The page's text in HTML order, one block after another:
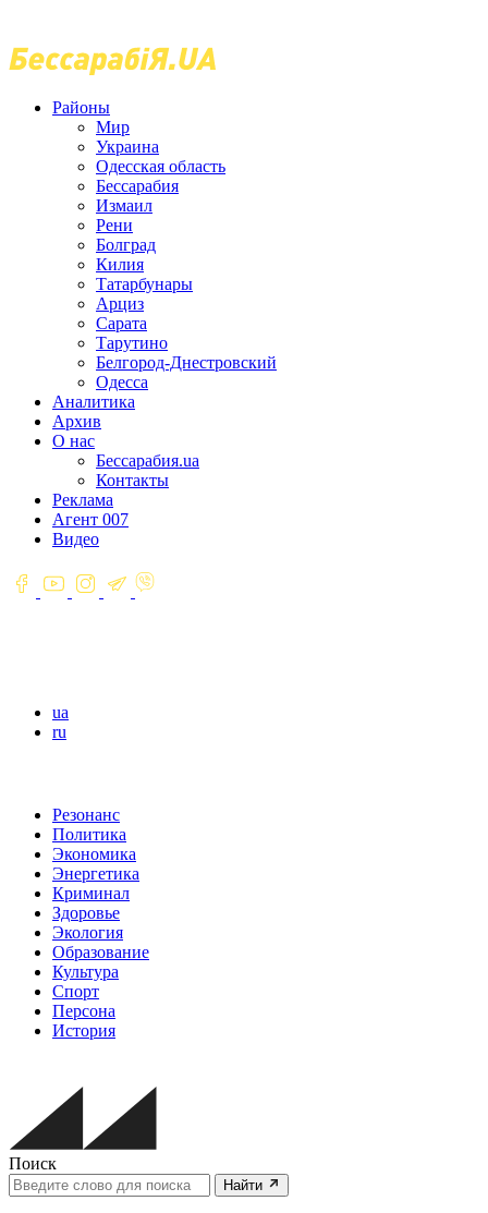
Районы
Мир
Украина
Одесская область
Бессарабия
Измаил
Рени
Болград
Килия
Татарбунары
Арциз
Сарата
Тарутино
Белгород-Днестровский
Одесса
Аналитика
Архив
О нас
Бессарабия.ua
Контакты
Реклама
Агент 007
Видео
ua
ru
Резонанс
Политика
Экономика
Энергетика
Криминал
Здоровье
Экология
Образование
Культура
Спорт
Персона
История
Поиск
Найти